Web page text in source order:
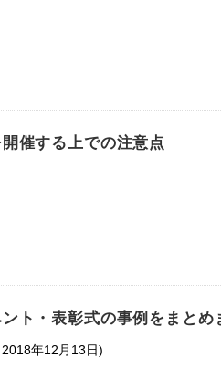
催する上での注意点
ト・表彰式の事例をまとめ
年12月13日)